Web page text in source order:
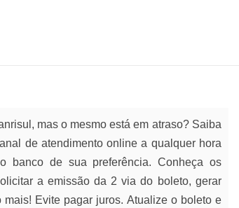
mas o mesmo está em atraso? Saiba
de atendimento online a qualquer hora
banco de sua preferência. Conheça os
a emissão da 2 via do boleto, gerar
Evite pagar juros. Atualize o boleto e